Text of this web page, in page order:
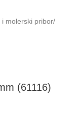
molerski pribor/
(61116)